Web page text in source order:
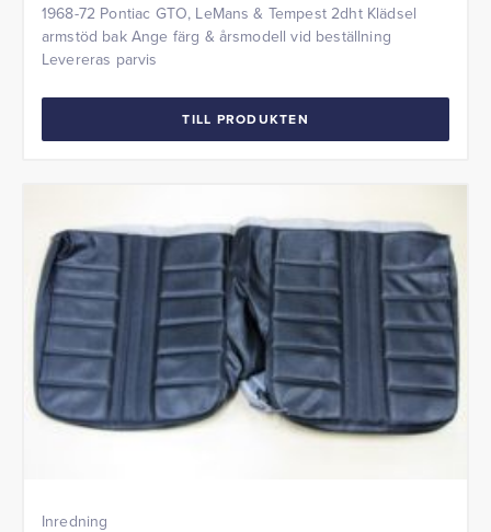
1968-72 Pontiac GTO, LeMans & Tempest 2dht Klädsel
armstöd bak Ange färg & årsmodell vid beställning
Levereras parvis
TILL PRODUKTEN
Inredning